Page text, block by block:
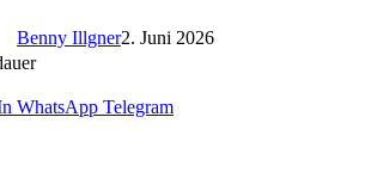
Benny Illgner2. Juni 2026
WhatsApp Telegram